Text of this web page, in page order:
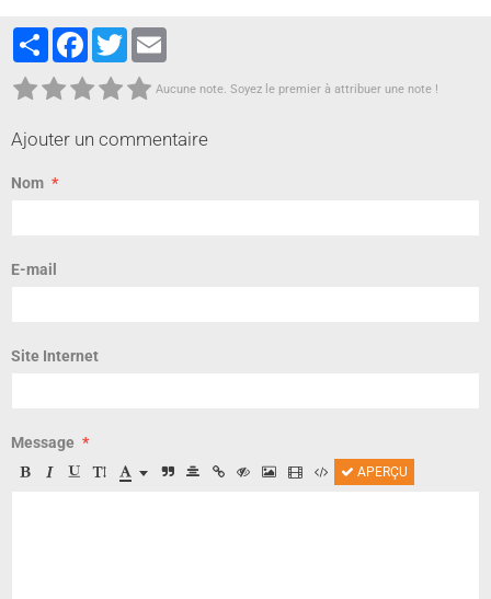
PartagerFacebook
Twitter
Aucune note. Soyez le premier à attribuer une note !
Ajouter un commentaire
Nom
E-mail
Site Internet
Message
APERÇU